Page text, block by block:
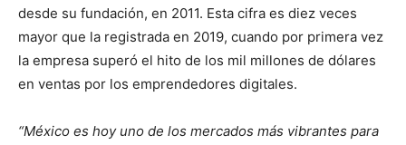
desde su fundación, en 2011. Esta cifra es diez veces
mayor que la registrada en 2019, cuando por primera vez
la empresa superó el hito de los mil millones de dólares
en ventas por los emprendedores digitales.
“México es hoy uno de los mercados más vibrantes para